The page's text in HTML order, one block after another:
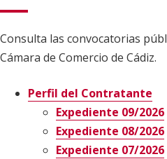
Consulta las convocatorias
Cámara de Comercio de Cádiz.
Perfil del Contratante
Expediente 09/2026
Expediente 08/2026
Expediente 07/2026